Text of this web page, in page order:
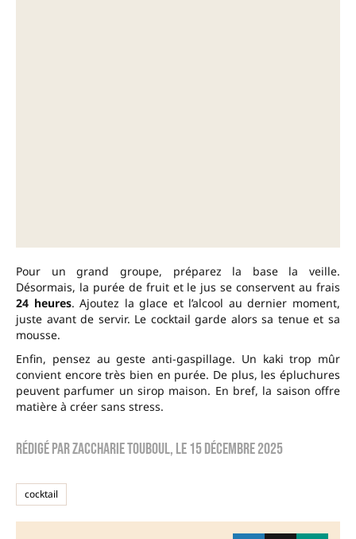
Pour un grand groupe, préparez la base la veille.
Désormais, la purée de fruit et le jus se conservent au frais
24 heures. Ajoutez la glace et l’alcool au dernier moment,
juste avant de servir. Le cocktail garde alors sa tenue et sa
mousse.
Enfin, pensez au geste anti-gaspillage. Un kaki trop mûr
convient encore très bien en purée. De plus, les épluchures
peuvent parfumer un sirop maison. En bref, la saison offre
matière à créer sans stress.
Rédigé parzaccharie touboul, le15 décembre 2025
cocktail